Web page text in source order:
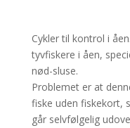
Cykler til kontrol i
tyvfiskere i åen,
nød-sluse.
Problemet er at
fiske uden fiskekort,
går selvfølgelig